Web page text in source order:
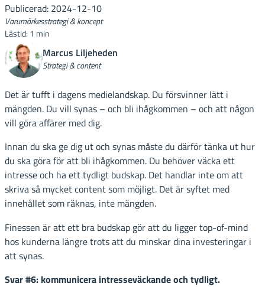
Publicerad: 2024-12-10
Varumärkesstrategi & koncept
Lästid: 1 min
Marcus Liljeheden
Strategi & content
Det är tufft i dagens medielandskap. Du försvinner lätt i
mängden. Du vill synas – och bli ihågkommen – och att någon
vill göra affärer med dig.
Innan du ska ge dig ut och synas måste du därför tänka ut hur
du ska göra för att bli ihågkommen. Du behöver väcka ett
intresse och ha ett tydligt budskap. Det handlar inte om att
skriva så mycket content som möjligt. Det är syftet med
innehållet som räknas, inte mängden.
Finessen är att ett bra budskap gör att du ligger top-of-mind
hos kunderna längre trots att du minskar dina investeringar i
att synas.
Svar #6: kommunicera intresseväckande och tydligt.